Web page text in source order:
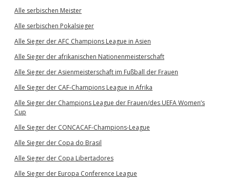
Alle serbischen Meister
Alle serbischen Pokalsieger
Alle Sieger der AFC Champions League in Asien
Alle Sieger der afrikanischen Nationenmeisterschaft
Alle Sieger der Asienmeisterschaft im Fußball der Frauen
Alle Sieger der CAF-Champions League in Afrika
Alle Sieger der Champions League der Frauen/des UEFA Women’s
Cup
Alle Sieger der CONCACAF-Champions-League
Alle Sieger der Copa do Brasil
Alle Sieger der Copa Libertadores
Alle Sieger der Europa Conference League